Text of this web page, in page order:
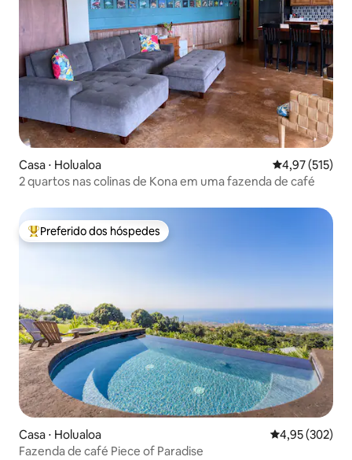
Casa ⋅ Holualoa 4,97 de uma
4,97 (515)
2 quartos nas colinas de Kona em uma fazenda de café
Entre os melhores preferidos dos hóspedes
Preferido dos hóspedes
Casa ⋅ Holualoa 4,95 de uma
4,95 (302)
Fazenda de café Piece of Paradise